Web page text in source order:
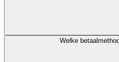
Welke